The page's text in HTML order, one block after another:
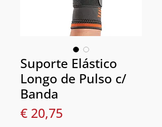
Suporte Elástico
Longo de Pulso c/
Banda
€ 20,75